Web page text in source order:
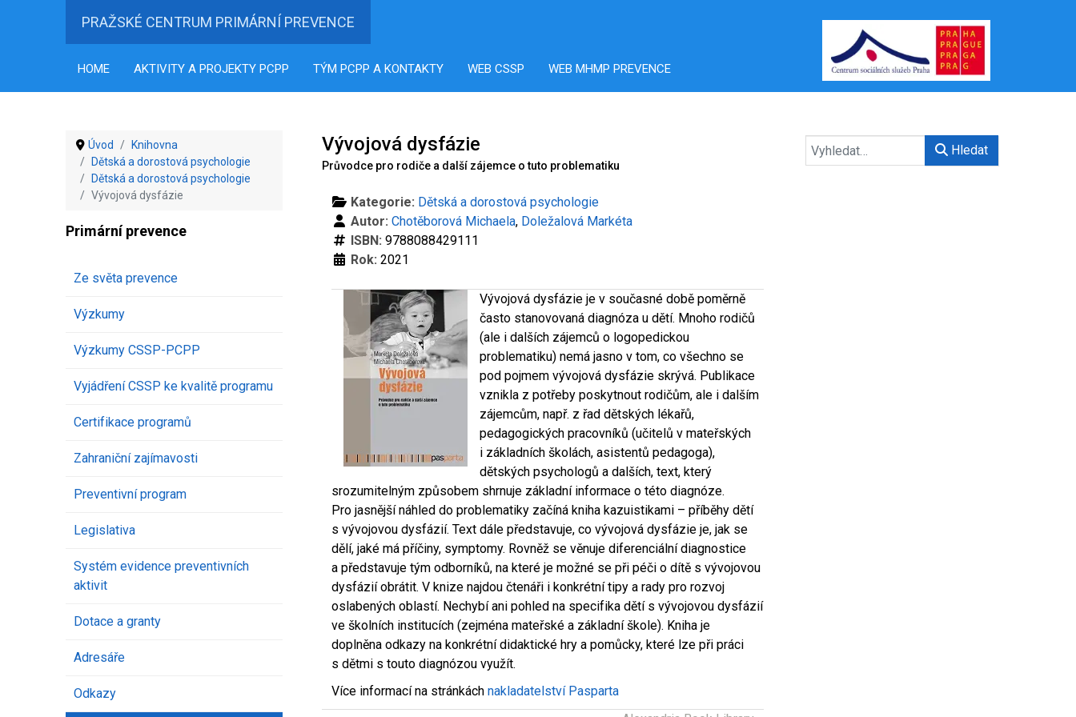
PRAŽSKÉ CENTRUM PRIMÁRNÍ PREVENCE
HOME AKTIVITY A PROJEKTY PCPP TÝM PCPP A KONTAKTY WEB CSSP WEB MHMP PREVENCE
Úvod
Knihovna
Dětská a dorostová psychologie
Dětská a dorostová psychologie
Vývojová dysfázie
Primární prevence
Ze světa prevence
Výzkumy
Výzkumy CSSP-PCPP
Vyjádření CSSP ke kvalitě programu
Certifikace programů
Zahraniční zajímavosti
Preventivní program
Legislativa
Systém evidence preventivních
aktivit
Dotace a granty
Adresáře
Odkazy
Vývojová dysfázie
Průvodce pro rodiče a další zájemce o tuto problematiku
Kategorie: Dětská a dorostová psychologie
Autor:Chotěborová Michaela, Doležalová Markéta
ISBN:9788088429111
Rok:2021
Vývojová dysfázie je v současné době poměrně
často stanovovaná diagnóza u dětí. Mnoho rodičů
(ale i dalších zájemců o logopedickou
problematiku) nemá jasno v tom, co všechno se
pod pojmem vývojová dysfázie skrývá. Publikace
vznikla z potřeby poskytnout rodičům, ale i dalším
zájemcům, např. z řad dětských lékařů,
pedagogických pracovníků (učitelů v mateřských
i základních školách, asistentů pedagoga),
dětských psychologů a dalších, text, který
srozumitelným způsobem shrnuje základní informace o této diagnóze.
Pro jasnější náhled do problematiky začíná kniha kazuistikami – příběhy dětí
s vývojovou dysfázií. Text dále představuje, co vývojová dysfázie je, jak se
dělí, jaké má příčiny, symptomy. Rovněž se věnuje diferenciální diagnostice
a představuje tým odborníků, na které je možné se při péči o dítě s vývojovou
dysfázií obrátit. V knize najdou čtenáři i konkrétní tipy a rady pro rozvoj
oslabených oblastí. Nechybí ani pohled na specifika dětí s vývojovou dysfázií
ve školních institucích (zejména mateřské a základní škole). Kniha je
doplněna odkazy na konkrétní didaktické hry a pomůcky, které lze při práci
s dětmi s touto diagnózou využít.
Více informací na stránkáchnakladatelství Pasparta
Hledat